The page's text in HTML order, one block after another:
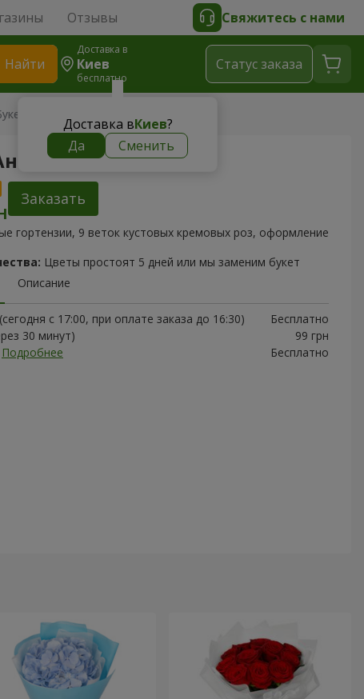
Отзывы Свяжитесь с нами
Найти
Доставка в
Киев
бесплатно
Доставка вКиев?
Да
Сменить
Cтатус заказа
"Анталья"
Заказать
гортензии, 9 веток кустовых кремовых роз, оформление
Цветы простоят 5 дней или мы заменим букет
Описание
с 17:00, при оплате заказа до 16:30)
Бесплатно
30 минут)
99 грн
Подробнее Бесплатно